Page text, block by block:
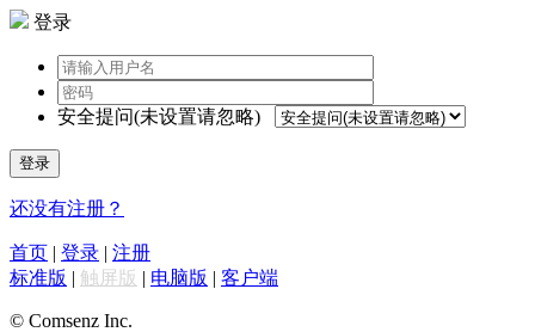
登录
安全提问(未设置请忽略)
登录
还没有注册？
首页 | 登录 | 注册
标准版 | 触屏版 | 电脑版 | 客户端
© Comsenz Inc.